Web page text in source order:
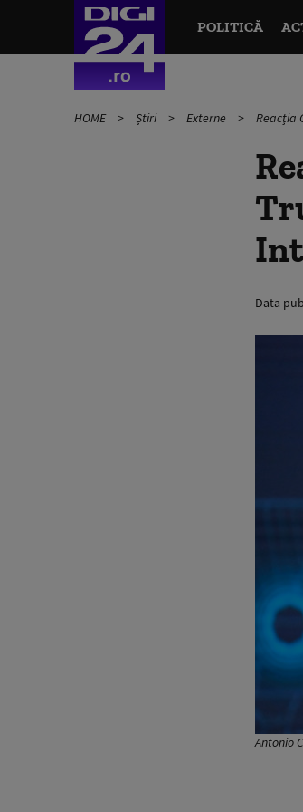
POLITICĂ
HOME Știri Externe Reacția
Data
Antonio